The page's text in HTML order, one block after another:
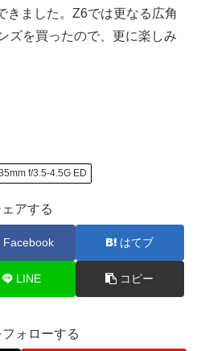
きました。Z6では更なる広角
ズを買ったので、更に楽しみ
f/3.5-4.5G ED
ェアする
Facebook はてブ
LINE コピー
ォローする